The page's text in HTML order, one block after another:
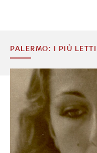
PALERMO: I PIÙ LETTI